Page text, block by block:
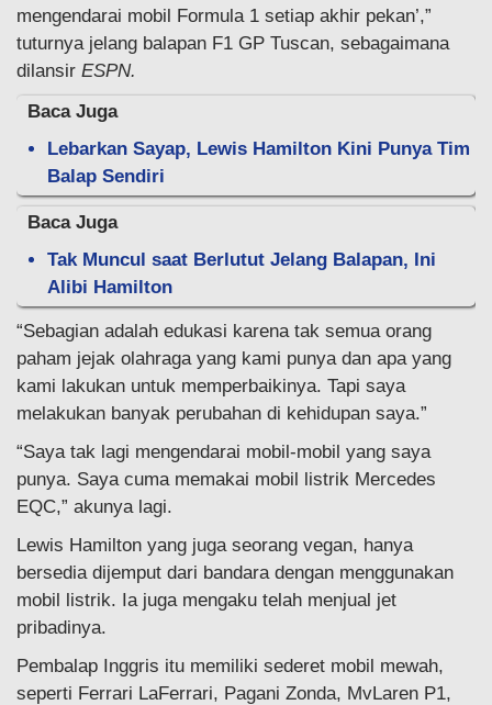
mengendarai mobil Formula 1 setiap akhir pekan’,”
tuturnya jelang balapan F1 GP Tuscan, sebagaimana
dilansir ESPN.
Baca Juga
Lebarkan Sayap, Lewis Hamilton Kini Punya Tim
Balap Sendiri
Baca Juga
Tak Muncul saat Berlutut Jelang Balapan, Ini
Alibi Hamilton
“Sebagian adalah edukasi karena tak semua orang
paham jejak olahraga yang kami punya dan apa yang
kami lakukan untuk memperbaikinya. Tapi saya
melakukan banyak perubahan di kehidupan saya.”
“Saya tak lagi mengendarai mobil-mobil yang saya
punya. Saya cuma memakai mobil listrik Mercedes
EQC,” akunya lagi.
Lewis Hamilton yang juga seorang vegan, hanya
bersedia dijemput dari bandara dengan menggunakan
mobil listrik. Ia juga mengaku telah menjual jet
pribadinya.
Pembalap Inggris itu memiliki sederet mobil mewah,
seperti Ferrari LaFerrari, Pagani Zonda, MvLaren P1,